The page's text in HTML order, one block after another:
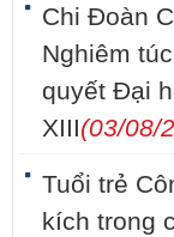
Chi Đoàn
Nghiêm
quyết Đại
XIII(03/08/
Tuổi trẻ
kích trong